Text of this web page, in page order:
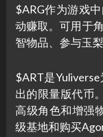
$ARG作为游戏
动赚取。可用于
智物品、参与玉
$ART是
出的限量版代币
高级角色和增强
级基地和购买